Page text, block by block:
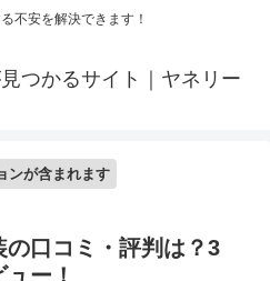
不安を解決できます！
つかるサイト｜ヤネリー
ンが含まれます
口コミ・評判は？3
ー！